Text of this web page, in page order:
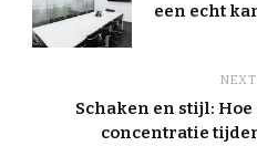
een echt
Schaken en stijl:
concentratie